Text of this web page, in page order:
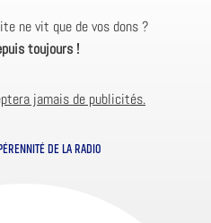
ne vit que de vos dons ?
toujours !
jamais de publicités.
DE LA RADIO